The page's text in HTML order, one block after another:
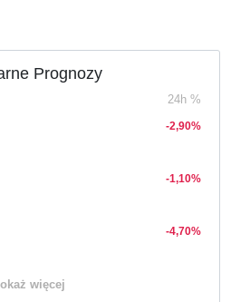
Prognozy
24h %
-2,90%
-1,10%
-4,70%
więcej